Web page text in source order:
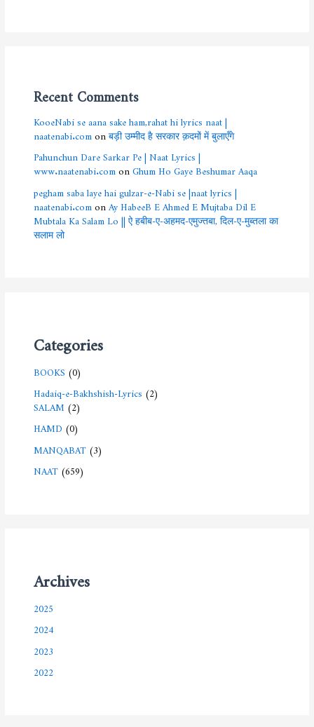
Recent Comments
KooeNabi se aana sake ham,rahat hi lyrics naat |
naatenabi.comonबड़ी उम्मीद है सरकार क़दमों में बुलाएँगे
Pahunchun Dare Sarkar Pe | Naat Lyrics |
www.naatenabi.comonGhum Ho Gaye Beshumar Aaqa
pegham saba laye hai gulzar-e-Nabi se |naat lyrics |
naatenabi.comonAy HabeeB E Ahmed E Mujtaba Dil E
Mubtala Ka Salam Lo || ऐ हबीब-ए-अहमद-एमुज्तबा, दिल-ए-मुब्तला का
सलाम लो
Categories
BOOKS(0)
Hadaiq-e-Bakhshish-Lyrics(2)
SALAM(2)
HAMD(0)
MANQABAT(3)
NAAT(659)
Archives
2025
2024
2023
2022